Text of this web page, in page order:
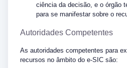
ciência da decisão, e o órgão
para se manifestar sobre o
Autoridades Competentes
As autoridades competentes para
recursos no âmbito do e-SIC são: